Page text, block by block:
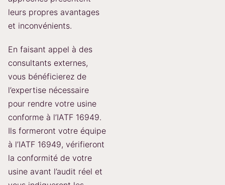
leurs propres avantages
et inconvénients.
En faisant appel à des
consultants externes,
vous bénéficierez de
l’expertise nécessaire
pour rendre votre usine
conforme à l’IATF 16949.
Ils formeront votre équipe
à l’IATF 16949, vérifieront
la conformité de votre
usine avant l’audit réel et